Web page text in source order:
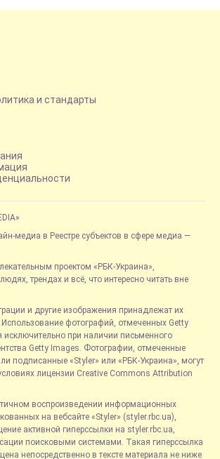
и стандарты
медиа в Реестре субъектов в сфере медиа —
проектом «РБК-Украина»,
трендах и всё, что интересно читать вне
и другие изображения принадлежат их
фотографий, отмеченных Getty
исключительно при наличии письменного
Getty Images. Фотографии, отмеченные
подписанные «Styler» или «РБК-Украина», могут
лицензии Creative Commons Attribution
воспроизведении информационных
на вебсайте «Styler» (styler.rbc.ua),
активной гиперссылки на styler.rbc.ua,
поисковыми системами. Такая гиперссылка
непосредственно в тексте материала не ниже